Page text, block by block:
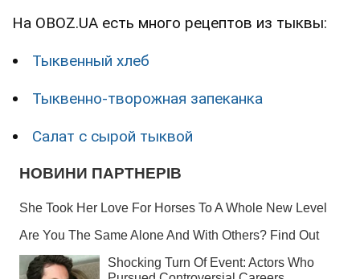
На OBOZ.UA есть много рецептов из тыквы:
Тыквенный хлеб
Тыквенно-творожная запеканка
Салат с сырой тыквой